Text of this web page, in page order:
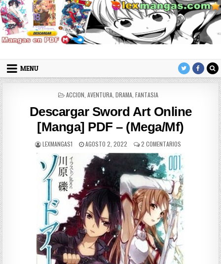
Skip to content
LexMangas
MENU
POSTED IN
ACCION AVENTURA, DRAMA, FANTASIA
Descargar Sword Art Online
[Manga] PDF – (Mega/Mf)
AUTHOR:
LEXMANGAS1 PUBLISHED DATE:
AGOSTO 2, 2022 2 COMENTARIOS EN